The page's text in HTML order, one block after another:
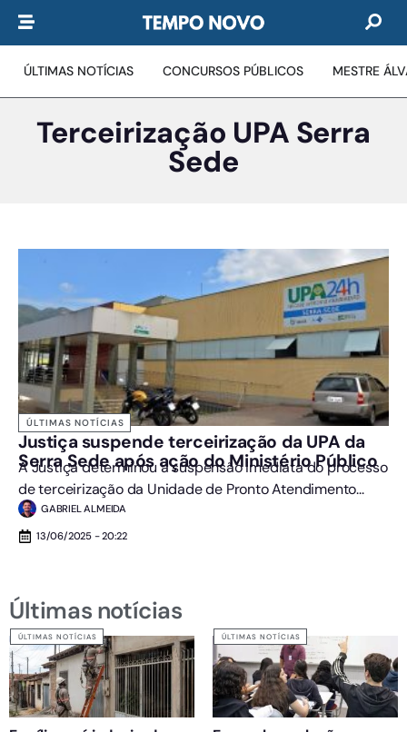
ÚLTIMAS NOTÍCIAS CONCURSOS PÚBLICOS MESTRE
Terceirização UPA Serra
Sede
ÚLTIMAS NOTÍCIAS
Justiça suspende terceirização da UPA da
Serra Sede após ação do Ministério Público
A Justiça determinou a suspensão imediata do processo
de terceirização da Unidade de Pronto Atendimento...
GABRIEL ALMEIDA
13/06/2025 - 20:22
Últimas notícias
ÚLTIMAS NOTÍCIAS ÚLTIMAS NOTÍCIAS